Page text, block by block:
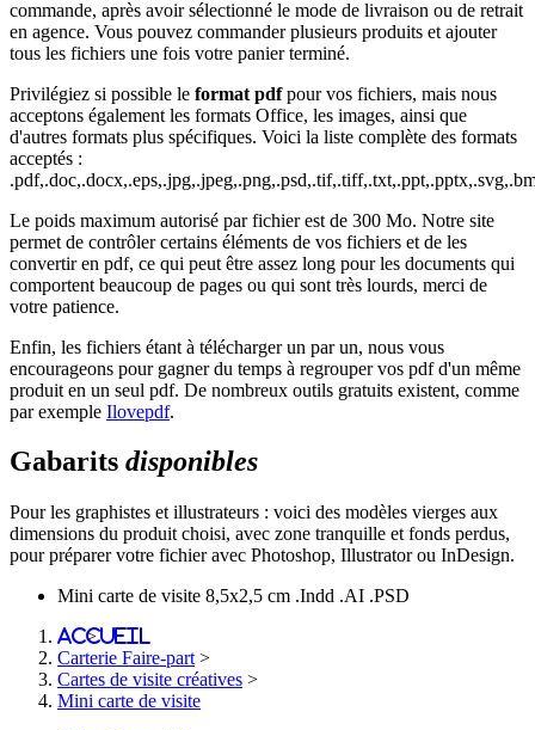
commande, après avoir sélectionné le mode de livraison ou de retrait
en agence. Vous pouvez commander plusieurs produits et ajouter
tous les fichiers une fois votre panier terminé.
Privilégiez si possible le format pdfpour vos fichiers, mais nous
acceptons également les formats Office, les images, ainsi que
d'autres formats plus spécifiques. Voici la liste complète des formats
acceptés :
Le poids maximum autorisé par fichier est de 300 Mo. Notre site
permet de contrôler certains éléments de vos fichiers et de les
convertir en pdf, ce qui peut être assez long pour les documents qui
comportent beaucoup de pages ou qui sont très lourds, merci de
votre patience.
Enfin, les fichiers étant à télécharger un par un, nous vous
encourageons pour gagner du temps à regrouper vos pdf d'un même
produit en un seul pdf. De nombreux outils gratuits existent, comme
par exemple Ilovepdf.
Gabarits disponibles
Pour les graphistes et illustrateurs : voici des modèles vierges aux
dimensions du produit choisi, avec zone tranquille et fonds perdus,
pour préparer votre fichier avec Photoshop, Illustrator ou InDesign.
Mini carte de visite 8,5x2,5 cm .Indd .AI .PSD
Accueil
>
Carterie Faire-part >
Cartes de visite créatives >
Mini carte de visite